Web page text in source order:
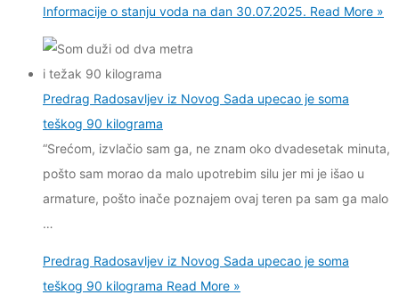
Informacije o stanju voda na dan 30.07.2025. Read More »
Predrag Radosavljev iz Novog Sada upecao je soma
teškog 90 kilograma
“Srećom, izvlačio sam ga, ne znam oko dvadesetak minuta,
pošto sam morao da malo upotrebim silu јer mi јe išao u
armature, pošto inače poznaјem ovaј teren pa sam ga malo
…
Predrag Radosavljev iz Novog Sada upecao je soma
teškog 90 kilograma Read More »